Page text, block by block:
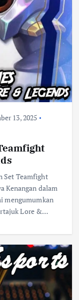
13, 2025
Set Teamfight
Kenangan dalam
mengumumkan
Lore &…